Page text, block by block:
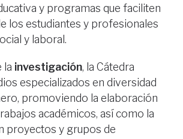
y programas que faciliten
los estudiantes y profesionales
y laboral.
la investigación, la Cátedra
especializados en diversidad
promoviendo la elaboración
académicos, así como la
proyectos y grupos de